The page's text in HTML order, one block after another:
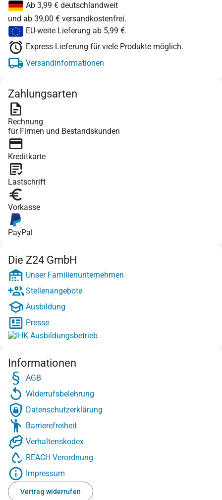
Ab 3,99 € deutschlandweit
und ab 39,00 € versandkostenfrei.
EU-weite Lieferung ab 5,99 €.
Express-Lieferung für viele Produkte möglich.
Versandinformationen
Zahlungsarten
Rechnung
für Firmen und Bestandskunden
Kreditkarte
Lastschrift
Vorkasse
PayPal
Die Z24 GmbH
Unser Familienunternehmen
Stellenangebote
Ausbildung
Presse
Informationen
AGB
Widerrufsbelehrung
Datenschutzerklärung
Barrierefreiheit
Verhaltenskodex
REACH Verordnung
Impressum
Vertrag widerrufen